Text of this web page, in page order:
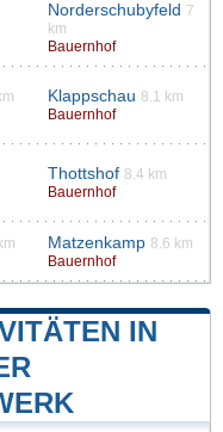
Norderschubyfeld
7
km
Bauernhof
Klappschau 8.1 km
Bauernhof
Thottshof 8.4 km
Bauernhof
Matzenkamp 8.6 km
Bauernhof
IN